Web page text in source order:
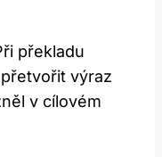
překladu
výraz
v cílovém